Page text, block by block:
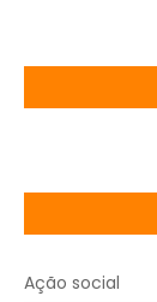
Ação social